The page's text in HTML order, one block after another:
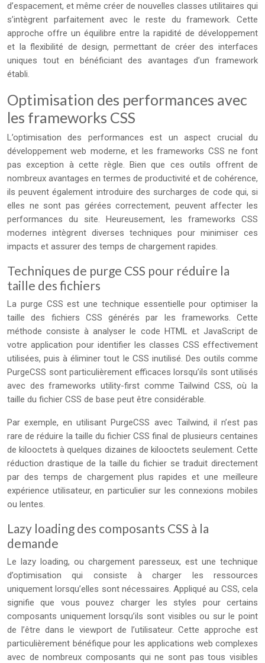
d’espacement, et même créer de nouvelles classes utilitaires qui
s’intègrent parfaitement avec le reste du framework. Cette
approche offre un équilibre entre la rapidité de développement
et la flexibilité de design, permettant de créer des interfaces
uniques tout en bénéficiant des avantages d’un framework
établi.
Optimisation des performances avec
les frameworks CSS
L’optimisation des performances est un aspect crucial du
développement web moderne, et les frameworks CSS ne font
pas exception à cette règle. Bien que ces outils offrent de
nombreux avantages en termes de productivité et de cohérence,
ils peuvent également introduire des surcharges de code qui, si
elles ne sont pas gérées correctement, peuvent affecter les
performances du site. Heureusement, les frameworks CSS
modernes intègrent diverses techniques pour minimiser ces
impacts et assurer des temps de chargement rapides.
Techniques de purge CSS pour réduire la
taille des fichiers
La purge CSS est une technique essentielle pour optimiser la
taille des fichiers CSS générés par les frameworks. Cette
méthode consiste à analyser le code HTML et JavaScript de
votre application pour identifier les classes CSS effectivement
utilisées, puis à éliminer tout le CSS inutilisé. Des outils comme
PurgeCSS sont particulièrement efficaces lorsqu’ils sont utilisés
avec des frameworks utility-first comme Tailwind CSS, où la
taille du fichier CSS de base peut être considérable.
Par exemple, en utilisant PurgeCSS avec Tailwind, il n’est pas
rare de réduire la taille du fichier CSS final de plusieurs centaines
de kilooctets à quelques dizaines de kilooctets seulement. Cette
réduction drastique de la taille du fichier se traduit directement
par des temps de chargement plus rapides et une meilleure
expérience utilisateur, en particulier sur les connexions mobiles
ou lentes.
Lazy loading des composants CSS à la
demande
Le lazy loading, ou chargement paresseux, est une technique
d’optimisation qui consiste à charger les ressources
uniquement lorsqu’elles sont nécessaires. Appliqué au CSS, cela
signifie que vous pouvez charger les styles pour certains
composants uniquement lorsqu’ils sont visibles ou sur le point
de l’être dans le viewport de l’utilisateur. Cette approche est
particulièrement bénéfique pour les applications web complexes
avec de nombreux composants qui ne sont pas tous visibles